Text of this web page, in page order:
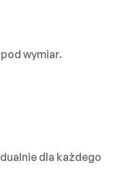
wymiar.
dla każdego